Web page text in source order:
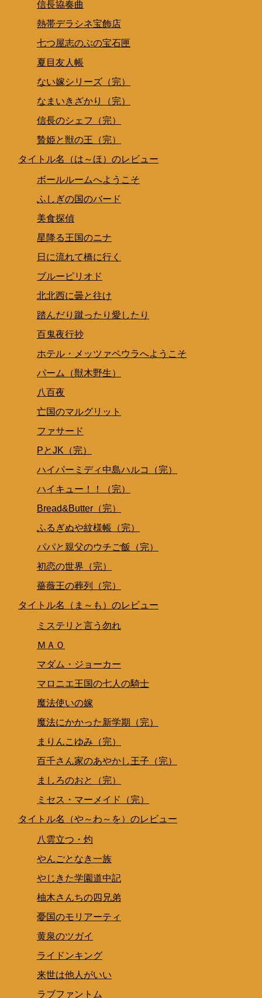
信長協奏曲
熱帯デラシネ宝飾店
七つ屋志のぶの宝石匣
夏目友人帳
ない嫁シリーズ（完）
なまいきざかり（完）
信長のシェフ（完）
贄姫と獣の王（完）
タイトル名（は～ほ）のレビュー
ボールルームへようこそ
ふしぎの国のバード
美食探偵
星降る王国のニナ
日に流れて橋に行く
ブルーピリオド
北北西に曇と往け
踏んだり蹴ったり愛したり
百鬼夜行抄
ホテル・メッツァペウラへようこそ
パーム（獣木野生）
八百夜
亡国のマルグリット
ファサード
PとJK（完）
ハイパーミディ中島ハルコ（完）
ハイキュー！！（完）
Bread&Butter（完）
ふるぎぬや紋様帳（完）
パパと親父のウチご飯（完）
初恋の世界（完）
薔薇王の葬列（完）
タイトル名（ま～も）のレビュー
ミステリと言う勿れ
ＭＡＯ
マダム・ジョーカー
マロニエ王国の七人の騎士
魔法使いの嫁
魔法にかかった新学期（完）
まりんこゆみ（完）
百千さん家のあやかし王子（完）
ましろのおと（完）
ミセス・マーメイド（完）
タイトル名（や～わ～を）のレビュー
八雲立つ・灼
やんごとなき一族
やじきた学園道中記
柚木さんちの四兄弟
憂国のモリアーティ
黄泉のツガイ
ライドンキング
来世は他人がいい
ラブファントム